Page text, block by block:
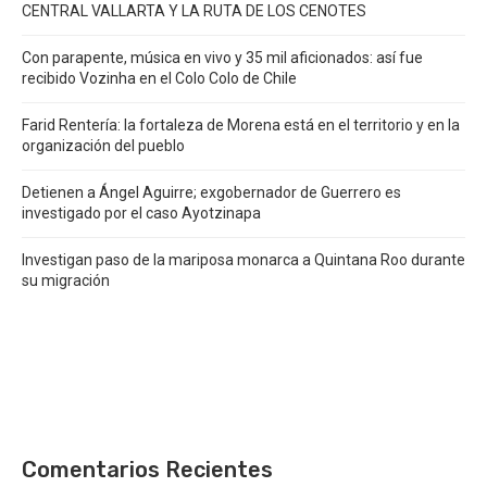
CENTRAL VALLARTA Y LA RUTA DE LOS CENOTES
Con parapente, música en vivo y 35 mil aficionados: así fue
recibido Vozinha en el Colo Colo de Chile
Farid Rentería: la fortaleza de Morena está en el territorio y en la
organización del pueblo
Detienen a Ángel Aguirre; exgobernador de Guerrero es
investigado por el caso Ayotzinapa
Investigan paso de la mariposa monarca a Quintana Roo durante
su migración
Comentarios Recientes